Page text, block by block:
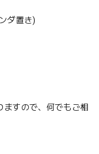
ダ置き)
すので、何でもご相